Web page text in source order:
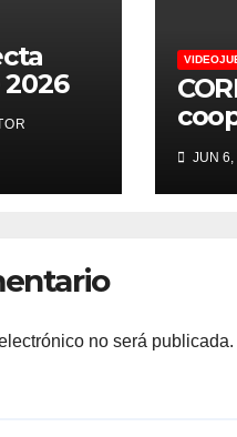
JUN 6,
no será publicada.